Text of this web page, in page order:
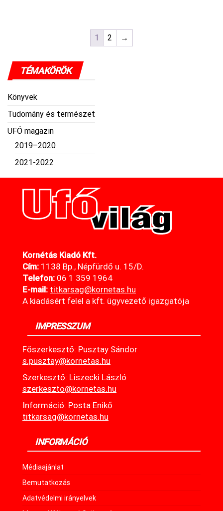
1 2 →
TÉMAKÖRÖK
Könyvek
Tudomány és természet
UFÓ magazin
2019–2020
2021-2022
Kornétás Kiadó Kft.
Cím: 1138 Bp., Népfürdő u. 15/D.
Telefon: 06 1 359 1964
E-mail: titkarsag@kornetas.hu
A kiadásért felel a kft. ügyvezető igazgatója
IMPRESSZUM
Főszerkesztő: Pusztay Sándor
s.pusztay@kornetas.hu
Szerkesztő: Liszecki László
szerkeszto@kornetas.hu
Információ: Posta Enikő
titkarsag@kornetas.hu
INFORMÁCIÓ
Médiaajánlat
Bemutatkozás
Adatvédelmi irányelvek